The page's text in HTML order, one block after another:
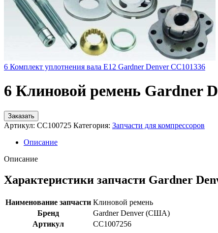
6 Комплект уплотнения вала E12 Gardner Denver CC101336
6 Клиновой ремень Gardner
Заказать
Артикул: CC100725 Категория: Запчасти для компрессоров
Описание
Описание
Характеристики запчасти Gardner
Наименование запчасти Клиновой ремень
Бренд
Gardner Denver (США)
Артикул
CC1007256